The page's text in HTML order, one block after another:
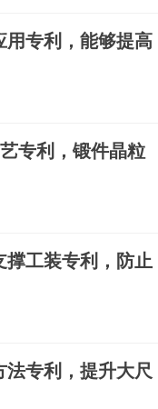
用专利，能够提高
专利，锻件晶粒
撑工装专利，防止
专利，提升大尺